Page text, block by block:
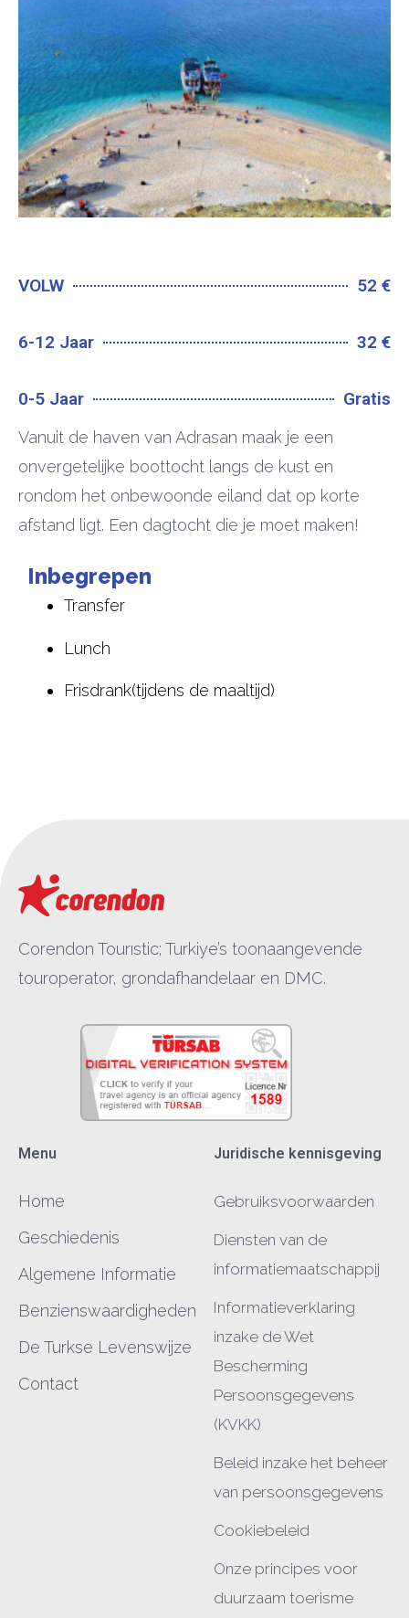
VOLW 52 €
6-12 Jaar 32 €
0-5 Jaar Gratis
Vanuit de haven van Adrasan maak je een
onvergetelijke boottocht langs de kust en
rondom het onbewoonde eiland dat op korte
afstand ligt. Een dagtocht die je moet maken!
Inbegrepen
Transfer
Lunch
Frisdrank(tijdens de maaltijd)
Corendon Tourıstic; Turkiye’s toonaangevende
touroperator, grondafhandelaar en DMC.
Menu
Home
Geschiedenis
Algemene Informatie
Benzienswaardigheden
De Turkse Levenswijze
Contact
Juridische kennisgeving
Gebruiksvoorwaarden
Diensten van de
informatiemaatschappij
Informatieverklaring
inzake de Wet
Bescherming
Persoonsgegevens
(KVKK)
Beleid inzake het beheer
van persoonsgegevens
Cookiebeleid
Onze principes voor
duurzaam toerisme